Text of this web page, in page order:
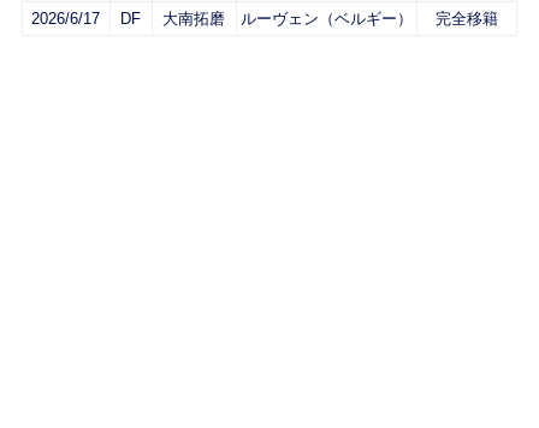
2026/6/17 DF 大南拓磨 ルーヴェン（ベルギー） 完全移籍